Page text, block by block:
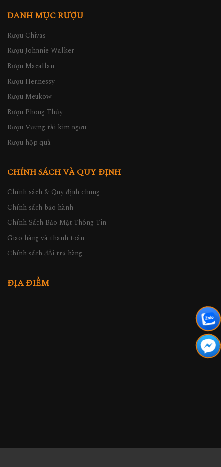
DANH MỤC RƯỢU
Rượu Chivas
Rượu Johnnie Walker
Rượu Macallan
Rượu Hennessy
Rượu Meukow
Rượu Phong Thủy
Rượu Vương tài kim ngưu
Rượu hộp quà
CHÍNH SÁCH VÀ QUY ĐỊNH
Chính sách & Quy định chung
Chính sách bảo hành
Chính Sách Bảo Mật Thông Tin
Giao hàng và thanh toán
Chính sách đổi trả hàng
ĐỊA ĐIỂM